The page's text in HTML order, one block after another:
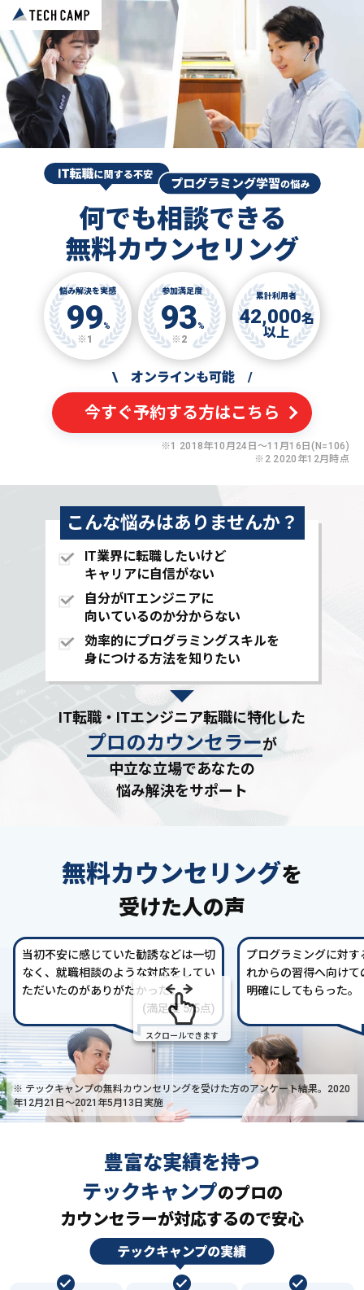
何でも相談できる
無料カウンセリング
悩み解決を実感
99%
※1
参加満足度
93%
※2
累計利用者
42,000名
以上
\ オンラインも可能 /
今すぐ予約する方はこちら
※1 2018年10月24日〜11月16日(N=106)
※2 2020年12月時点
こんな悩みはありませんか？
IT業界に転職したいけど
キャリアに自信がない
自分がITエンジニアに
向いているのか分からない
効率的にプログラミングスキルを
身につける方法を知りたい
IT転職・ITエンジニア転職に特化した
プロのカウンセラーが
中立な立場であなたの
悩み解決をサポート
無料カウンセリングを
受けた人の声
当初不安に感じていた勧誘などは一切
なく、就職相談のような対応をしてい
ただいたのがありがたかった。
(満足度 5/5点)
プログラミングに対
れからの習得へ向け
明確にしてもらった。
スクロールできます
※ テックキャンプの無料カウンセリングを受けた方のアンケート結果。2020
年12月21日〜2021年5月13日実施
豊富な実績を持つ
テックキャンプのプロの
カウンセラーが対応するので安心